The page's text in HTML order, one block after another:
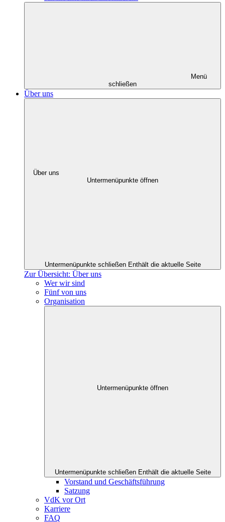
Menü
schließen
Über uns
Über uns
Untermenüpunkte öffnen
Untermenüpunkte schließen Enthält die aktuelle Seite
Zur Übersicht: Über uns
Wer wir sind
Fünf von uns
Organisation
Untermenüpunkte öffnen
Untermenüpunkte schließen Enthält die aktuelle Seite
Vorstand und Geschäftsführung
Satzung
VdK vor Ort
Karriere
FAQ